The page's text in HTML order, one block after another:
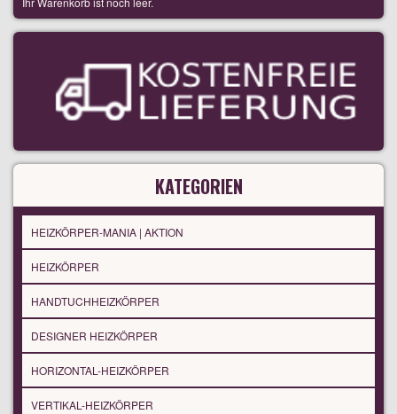
KATEGORIEN
HEIZKÖRPER-MANIA | AKTION
HEIZKÖRPER
HANDTUCHHEIZKÖRPER
DESIGNER HEIZKÖRPER
HORIZONTAL-HEIZKÖRPER
VERTIKAL-HEIZKÖRPER